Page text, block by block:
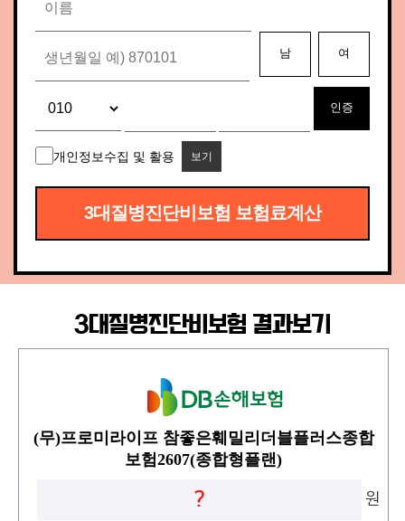
남 여
인증
개인정보수집 및 활용 보기
3대질병진단비보험 보험료계산
3대질병진단비보험 결과보기
(무)프로미라이프 참좋은훼밀리더블플러스종합
보험2607(종합형플랜)
? 원